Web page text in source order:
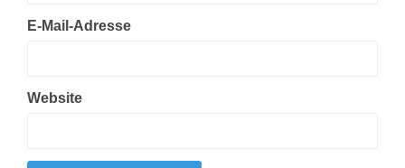
E-Mail-Adresse
Website